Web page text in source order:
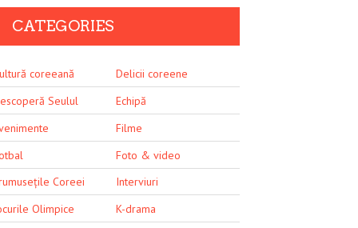
CATEGORIES
coreeană
Delicii coreene
Seulul
Echipă
Filme
Foto & video
Coreei
Interviuri
Olimpice
K-drama